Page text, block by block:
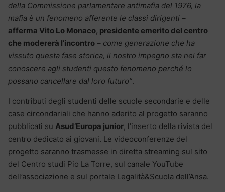
della Commissione parlamentare antimafia del 1976, la
mafia è un fenomeno afferente le classi dirigenti –
afferma Vito Lo Monaco, presidente emerito del centro
che modererà l’incontro – come generazione che ha
vissuto questa fase storica, il nostro impegno sta nel far
conoscere agli studenti questo fenomeno perché lo
possano cancellare dal loro futuro”.
I contributi degli studenti delle scuole secondarie e delle
case circondariali che hanno aderito al progetto saranno
pubblicati su Asud’Europa junior, l’inserto della rivista del
centro dedicato ai giovani. Le videoconferenze del
progetto saranno trasmesse in diretta streaming sul sito
del Centro studi Pio La Torre, sul canale YouTube
dell’associazione e sul portale Legalità&Scuola dell’Ansa.